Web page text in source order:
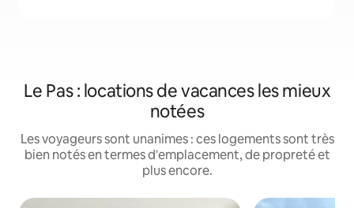
Le Pas : locations de vacances les mieux
notées
Les voyageurs sont unanimes : ces logements sont très
bien notés en termes d'emplacement, de propreté et
plus encore.